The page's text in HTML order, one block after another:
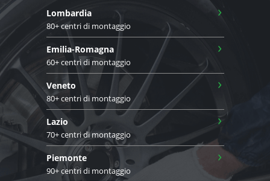
Lombardia
80+ centri di montaggio
›
Emilia-Romagna
60+ centri di montaggio
›
Veneto
80+ centri di montaggio
›
Lazio
70+ centri di montaggio
›
Piemonte
90+ centri di montaggio
›